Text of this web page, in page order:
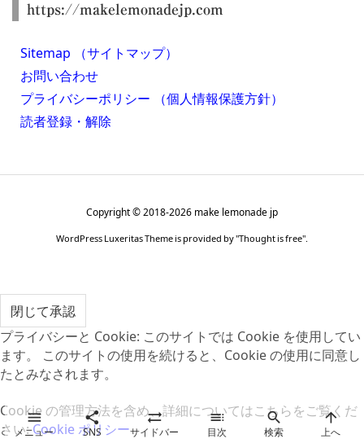
https://makelemonadejp.com
Sitemap （サイトマップ）
お問い合わせ
プライバシーポリシー （個人情報保護方針）
読者登録・解除
Copyright ©2018-2026 make lemonade jp
WordPress Luxeritas Theme is provided by "Thought is free".

メニュー

SNS

サイドバー

目次

検索

上へ
プライバシーと Cookie: このサイトでは Cookie を使用してい
ます。 このサイトの使用を続けると、Cookie の使用に同意し
たとみなされます。
Cookie の管理方法を含め、詳細についてはこちらをご覧くだ
さい:Cookie ポリシー